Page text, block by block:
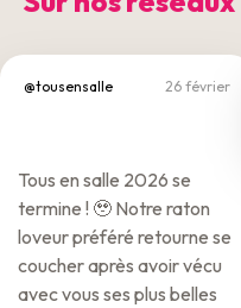
@tousensalle 26 février
Tous en salle 2026 se
termine ! 🥹 Notre raton
loveur préféré retourne se
coucher après avoir vécu
avec vous ses plus belles